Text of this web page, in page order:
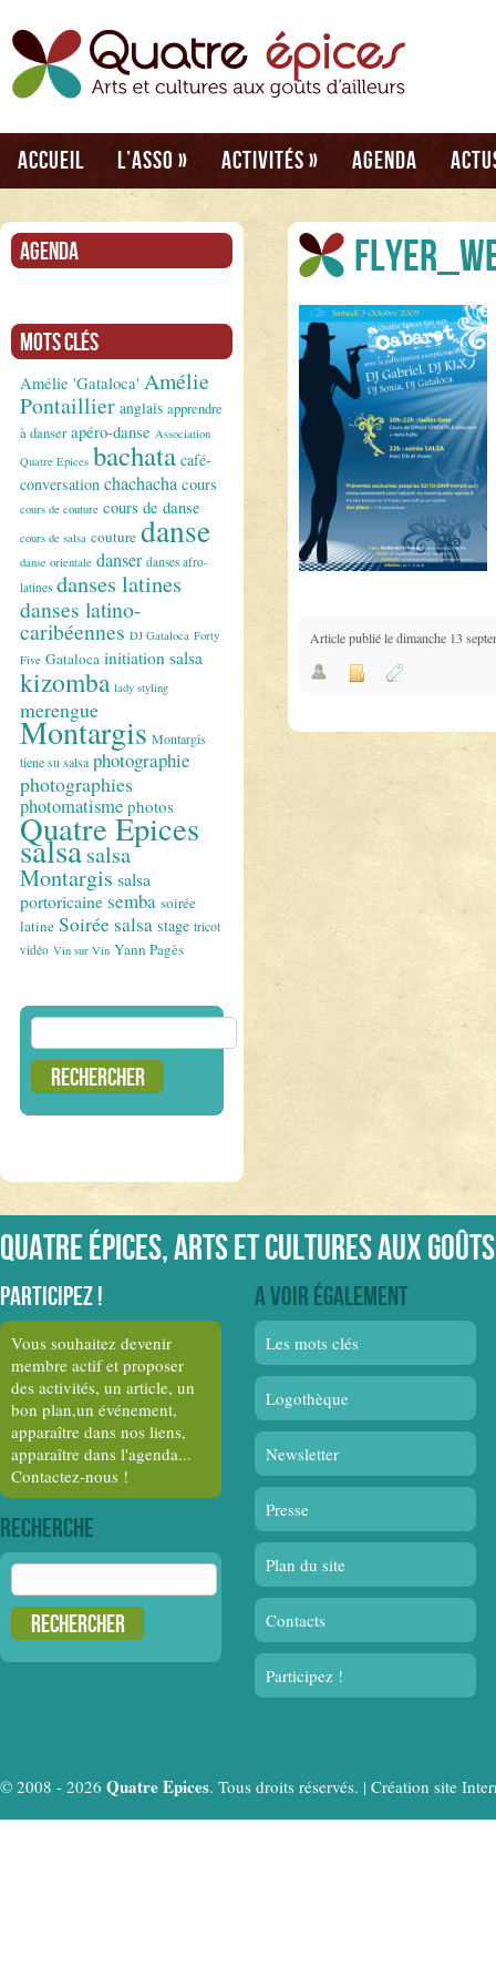
Accueil L’asso » Activités » Agenda
Agenda
Mots clés
Amélie 'Gataloca' Amélie
Pontaillier anglais apprendre
à danser apéro-danse Association
Quatre Epices bachata café-
conversation chachacha cours
cours de couture cours de danse
cours de salsa couture danse
danse orientale danser danses afro-
latines danses latines
danses latino-
caribéennes DJ Gataloca Forty
Five Gataloca initiation salsa
kizomba lady styling
merengue
Montargis Montargis
tiene su salsa photographie
photographies
photomatisme photos
Quatre Epices
salsasalsa
Montargis salsa
portoricainesemba soirée
latine Soirée salsa stage tricot
vidéo Vin sur Vin Yann Pagès
Rechercher :
Article publié le dimanche 13
Quatre épices, arts et cultures aux
Participez !
Vous souhaitez devenir
membre actif et proposer
des activités, un article, un
bon plan,un événement,
apparaître dans nos liens,
apparaître dans l'agenda...
Contactez-nous !
Recherche
Rechercher :
A voir également
Les mots clés
Logothèque
Newsletter
Presse
Plan du site
Contacts
Participez !
© 2008 - 2026 Quatre Epices. Tous droits réservés. | Création site